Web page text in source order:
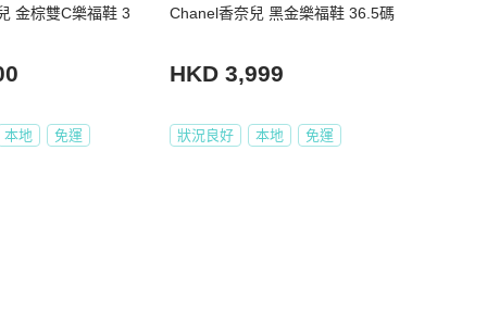
金棕雙C樂福鞋 3
本地 免運
Chanel香奈兒 黑金樂福鞋 36.5碼
HKD 3,999
狀況良好 本地 免運